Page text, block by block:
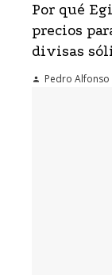
Por qué
precios
divisas
Pedro Alfonso